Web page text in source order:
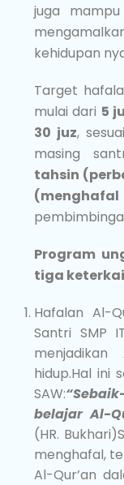
juga
kehidupan
Target
mulai dari 5
30 juz,
masing
tahsin
(menghafal
Program
tiga
Hafalan Al-
Santri SMP
menjadikan
hidup.Hal ini
SAW:
belajar Al-
(HR.
menghafal,
Al-Qur’an